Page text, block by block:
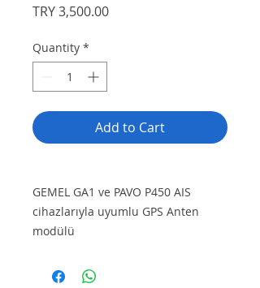
TRY 3,500.00Price
Quantity *
Add to Cart
GEMEL GA1 ve PAVO P450 AIS
cihazlarıyla uyumlu GPS Anten
modülü